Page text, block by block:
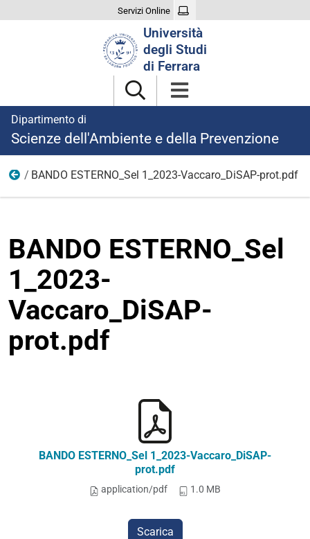
Servizi Online
Università
degli Studi
di Ferrara
Dipartimento di
Scienze dell'Ambiente e della Prevenzione
Sel. 1/2023
BANDO ESTERNO_Sel 1_2023-Vaccaro_DiSAP-prot.pdf
BANDO ESTERNO_Sel
1_2023-
Vaccaro_DiSAP-
prot.pdf
BANDO ESTERNO_Sel 1_2023-Vaccaro_DiSAP-
prot.pdf
application/pdf 1.0 MB
Scarica